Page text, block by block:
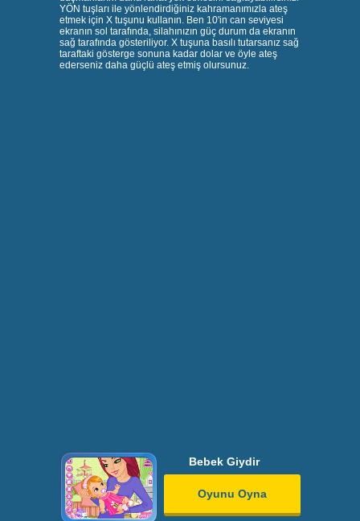
YÖN tuşları ile yönlendirdiğiniz kahramanımızla ateş
etmek için X tuşunu kullanın. Ben 10'in can seviyesi
ekranın sol tarafında, silahınızın güç durum da ekranın
sağ tarafında gösteriliyor. X tuşuna basılı tutarsanız sağ
taraftaki gösterge sonuna kadar dolar ve öyle ateş
ederseniz daha güçlü ateş etmiş olursunuz.
Bebek Giydir
Oyunu Oyna